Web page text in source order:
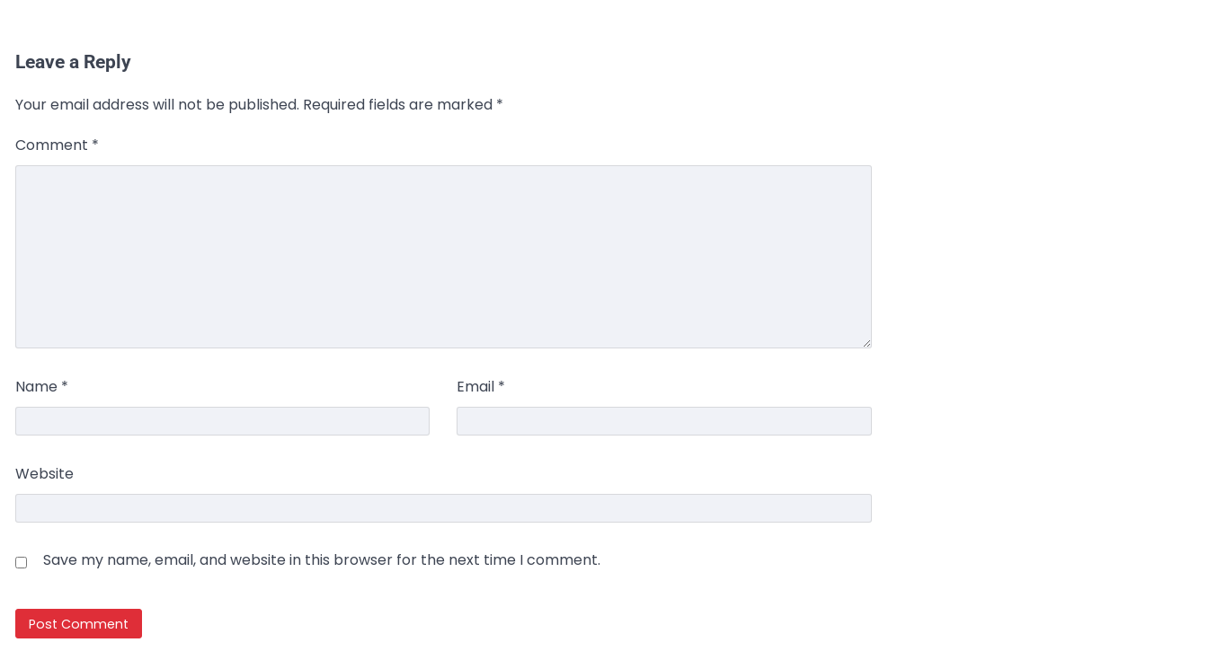
Leave a Reply
Your email address will not be published. Required fields are marked *
Comment *
Name * Email *
Website
Save my name, email, and website in this browser for the next time I comment.